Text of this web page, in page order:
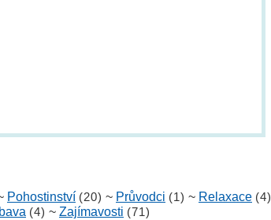
Pohostinství (20) ~ Průvodci (1) ~ Relaxace (4)
(4) ~ Zajímavosti (71)